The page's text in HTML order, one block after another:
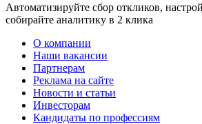
Автоматизируйте сбор откликов,
собирайте аналитику в 2 клика
О компании
Наши вакансии
Партнерам
Реклама на сайте
Новости и статьи
Инвесторам
Кандидаты по профессиям